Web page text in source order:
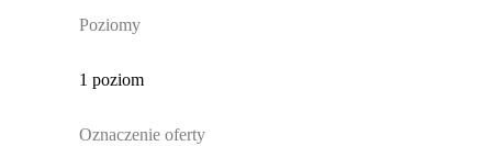
Poziomy
1 poziom
Oznaczenie oferty